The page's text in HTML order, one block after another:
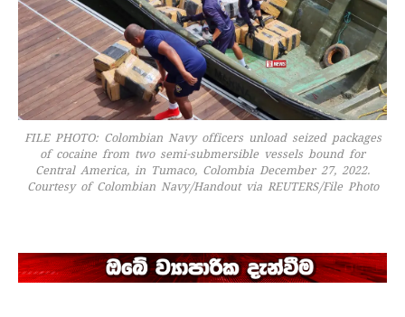
FILE PHOTO: Colombian Navy officers unload seized packages
of cocaine from two semi-submersible vessels bound for
Central America, in Tumaco, Colombia December 27, 2022.
Courtesy of Colombian Navy/Handout via REUTERS/File Photo